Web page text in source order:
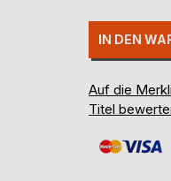
IN DEN
Auf die
Titel